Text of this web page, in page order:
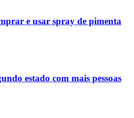
e usar spray de pimenta
estado com mais pessoas